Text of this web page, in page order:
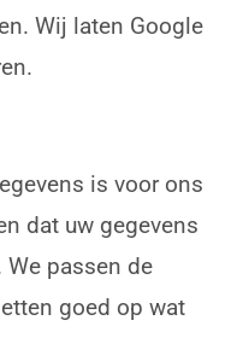
Wij laten Google
is voor ons
dat uw gegevens
passen de
goed op wat